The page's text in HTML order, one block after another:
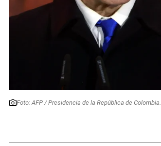
Foto: AFP / Presidencia de la República de Colombia.